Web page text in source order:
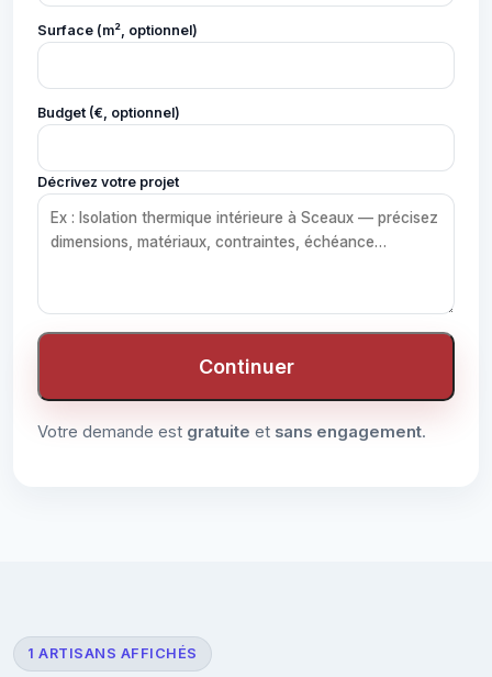
Surface (m², optionnel)
Budget (€, optionnel)
Décrivez votre projet
Continuer
Votre demande est gratuite et sans engagement.
1 ARTISANS AFFICHÉS